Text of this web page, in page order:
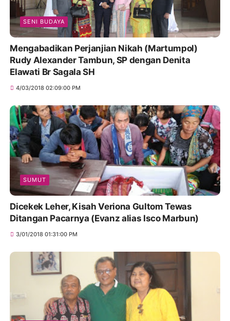
SENI BUDAYA
Mengabadikan Perjanjian Nikah (Martumpol)
Rudy Alexander Tambun, SP dengan Denita
Elawati Br Sagala SH
4/03/2018 02:09:00 PM
SUMUT
Dicekek Leher, Kisah Veriona Gultom Tewas
Ditangan Pacarnya (Evanz alias Isco Marbun)
3/01/2018 01:31:00 PM